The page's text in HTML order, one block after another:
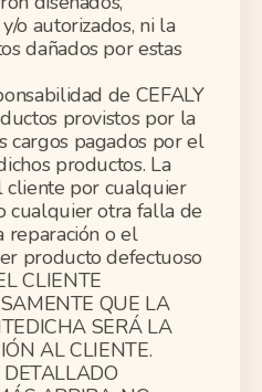
o autorizados, ni la
dañados por estas
de CEFALY
provistos por la
cargos pagados por el
productos. La
cliente por cualquier
cualquier otra falla de
reparación o el
producto defectuoso
CLIENTE
QUE LA
SERÁ LA
AL CLIENTE.